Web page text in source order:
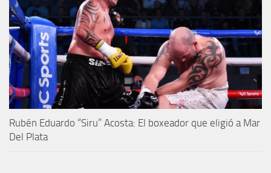
Rubén Eduardo “Siru” Acosta: El boxeador que eligió a Mar
Del Plata